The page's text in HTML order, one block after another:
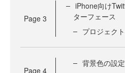
Page 3
iPhone向け
ターフェース
プロジェク
Page 4
背景色の設定